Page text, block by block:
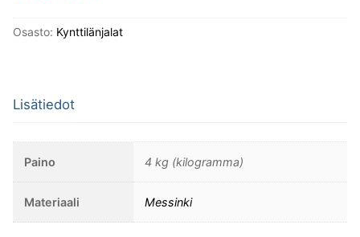
Osasto: Kynttilänjalat
Lisätiedot
Paino 4 kg (kilogramma)
Materiaali Messinki